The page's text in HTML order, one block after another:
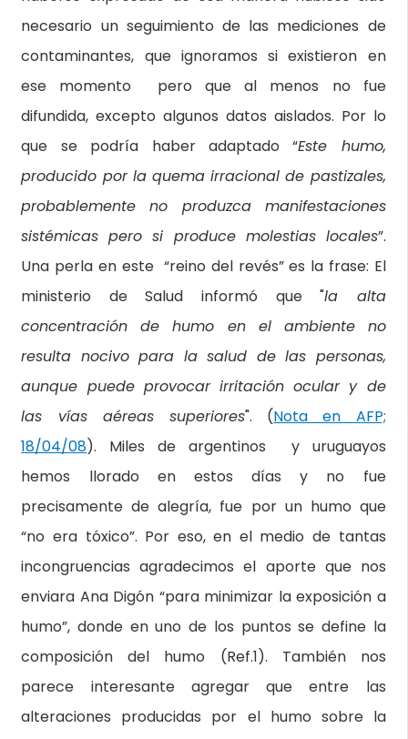
necesario un seguimiento de las mediciones de
contaminantes, que ignoramos si existieron en
ese momento pero que al menos no fue
difundida, excepto algunos datos aislados. Por lo
que se podría haber adaptado “Este humo,
producido por la quema irracional de pastizales,
probablemente no produzca manifestaciones
sistémicas pero si produce molestias locales”.
Una perla en este “reino del revés” es la frase: El
ministerio de Salud informó que "la alta
concentración de humo en el ambiente no
resulta nocivo para la salud de las personas,
aunque puede provocar irritación ocular y de
las vías aéreas superiores". (Nota en AFP;
18/04/08). Miles de argentinos y uruguayos
hemos llorado en estos días y no fue
precisamente de alegría, fue por un humo que
“no era tóxico”. Por eso, en el medio de tantas
incongruencias agradecimos el aporte que nos
enviara Ana Digón “para minimizar la exposición a
humo”, donde en uno de los puntos se define la
composición del humo (Ref.1). También nos
parece interesante agregar que entre las
alteraciones producidas por el humo sobre la